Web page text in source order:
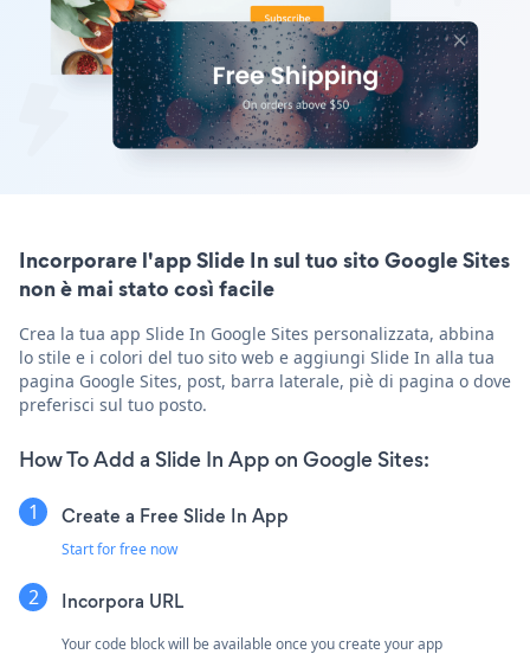
Incorporare l'app Slide In sul tuo sito Google Sites
non è mai stato così facile
Crea la tua app Slide In Google Sites personalizzata, abbina
lo stile e i colori del tuo sito web e aggiungi Slide In alla tua
pagina Google Sites, post, barra laterale, piè di pagina o dove
preferisci sul tuo posto.
How To Add a Slide In App on Google Sites:
Create a Free Slide In App
Start for free now
Incorpora URL
Your code block will be available once you create your app